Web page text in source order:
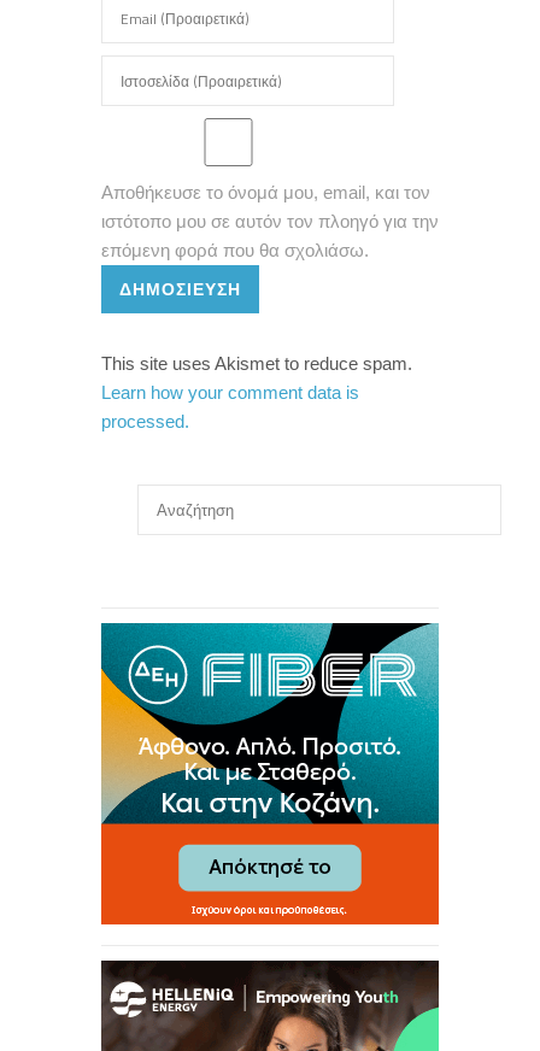
Αποθήκευσε το όνομά μου, email, και τον
ιστότοπο μου σε αυτόν τον πλοηγό για την
επόμενη φορά που θα σχολιάσω.
ΔΗΜΟΣΊΕΥΣΗ
This site uses Akismet to reduce spam.
Learn how your comment data is
processed.